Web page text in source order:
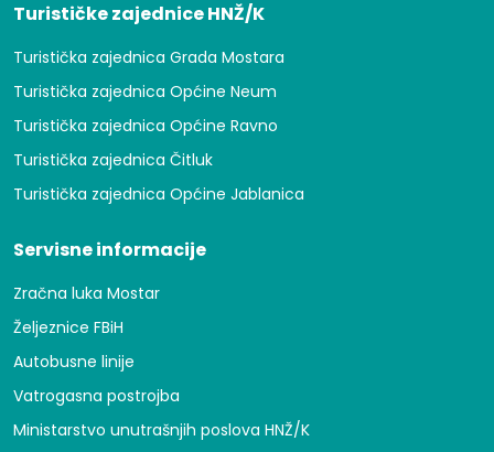
Turističke zajednice HNŽ/K
Turistička zajednica Grada Mostara
Turistička zajednica Općine Neum
Turistička zajednica Općine Ravno
Turistička zajednica Čitluk
Turistička zajednica Općine Jablanica
Servisne informacije
Zračna luka Mostar
Željeznice FBiH
Autobusne linije
Vatrogasna postrojba
Ministarstvo unutrašnjih poslova HNŽ/K